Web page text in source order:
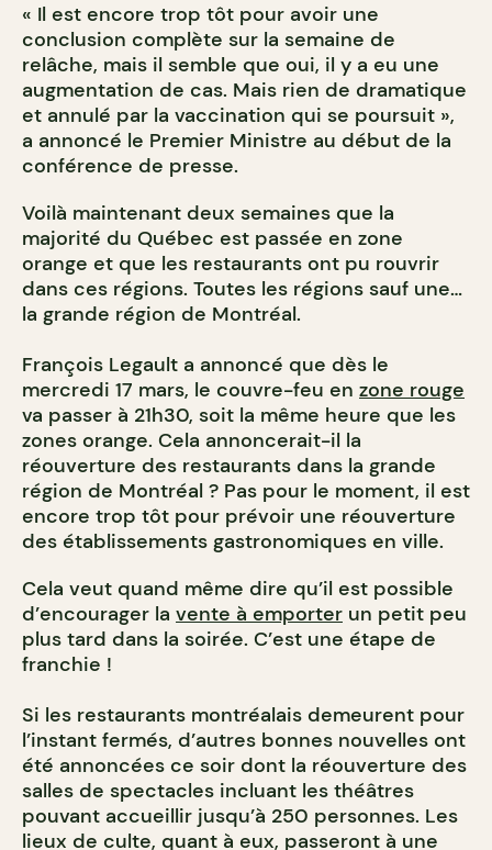
« Il est encore trop tôt pour avoir une
conclusion complète sur la semaine de
relâche, mais il semble que oui, il y a eu une
augmentation de cas. Mais rien de dramatique
et annulé par la vaccination qui se poursuit »,
a annoncé le Premier Ministre au début de la
conférence de presse.
Voilà maintenant deux semaines que la
majorité du Québec est passée en zone
orange et que les restaurants ont pu rouvrir
dans ces régions. Toutes les régions sauf une…
la grande région de Montréal.
François Legault a annoncé que dès le
mercredi 17 mars, le couvre-feu en zone rouge
va passer à 21h30, soit la même heure que les
zones orange. Cela annoncerait-il la
réouverture des restaurants dans la grande
région de Montréal ? Pas pour le moment, il est
encore trop tôt pour prévoir une réouverture
des établissements gastronomiques en ville.
Cela veut quand même dire qu’il est possible
d’encourager la vente à emporter un petit peu
plus tard dans la soirée. C’est une étape de
franchie !
Si les restaurants montréalais demeurent pour
l’instant fermés, d’autres bonnes nouvelles ont
été annoncées ce soir dont la réouverture des
salles de spectacles incluant les théâtres
pouvant accueillir jusqu’à 250 personnes. Les
lieux de culte, quant à eux, passeront à une